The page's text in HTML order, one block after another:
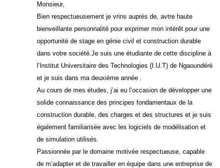
Monsieur,
Bien respectueusement je vrins auprès de, avtre haute
bienveillante personnalité pour exprimer mon intérêt pour une
opportunité de stage en génie civil et construction durable
dans votre société.Je suis une étudiante de cette discipline à
l’lnstitut Universitaire des Technologies (I.U.T) de Ngaoundéré
et je suis dans ma deuxième année .
Au cours de mes études, j’ai eu l’occasion de développer une
solide connaissance des principes fondamentaux de la
construction durable, des charges et des structures et je suis
également familiarisée avec les logiciels de modélisation et
de simulation utilisés.
Passionnée par le domaine motivée respectueuse, capable
de m’adapter et de travailler en équipe dans une entreprise de